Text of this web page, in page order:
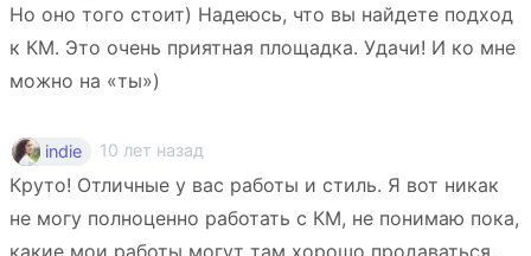
Но оно того стоит) Надеюсь, что вы найдете подход
к КМ. Это очень приятная площадка. Удачи! И ко мне
можно на «ты»)
indie 10 лет назад
Круто! Отличные у вас работы и стиль. Я вот никак
не могу полноценно работать с КМ, не понимаю пока,
какие мои работы могут там хорошо продаваться,